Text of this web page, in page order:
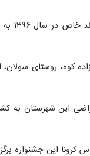
جمله روستاهای مسیر
استان در شهرستان همدان کشت می